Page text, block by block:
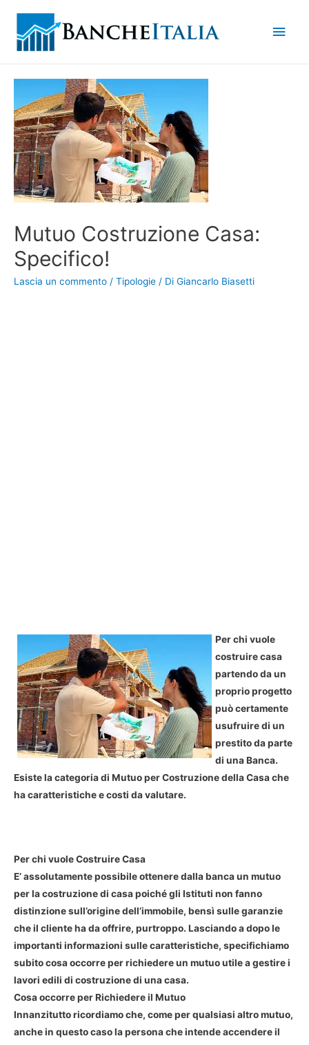
Mutuo Costruzione Casa:
Specifico!
Lascia un commento / Tipologie / Di Giancarlo Biasetti
Per chi vuole
costruire casa
partendo da un
proprio progetto
può certamente
usufruire di un
prestito da parte
di una Banca.
Esiste la categoria di Mutuo per Costruzione della Casa che
ha caratteristiche e costi da valutare.
Per chi vuole Costruire Casa
E’ assolutamente possibile ottenere dalla banca un mutuo
per la costruzione di casa poiché gli Istituti non fanno
distinzione sull’origine dell’immobile, bensì sulle garanzie
che il cliente ha da offrire, purtroppo. Lasciando a dopo le
importanti informazioni sulle caratteristiche, specifichiamo
subito cosa occorre per richiedere un mutuo utile a gestire i
lavori edili di costruzione di una casa.
Cosa occorre per Richiedere il Mutuo
Innanzitutto ricordiamo che, come per qualsiasi altro mutuo,
anche in questo caso la persona che intende accendere il